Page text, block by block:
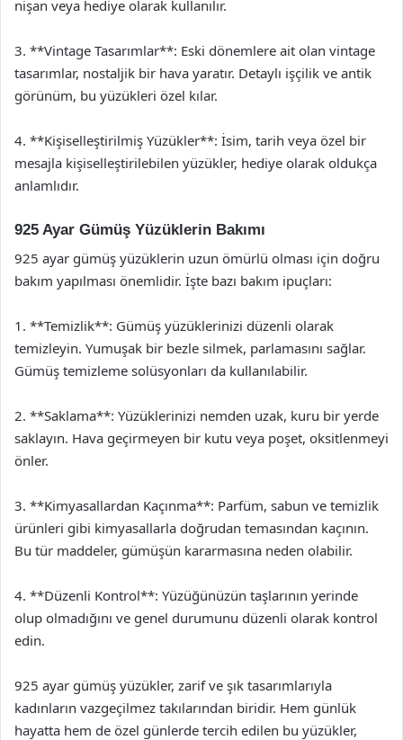
nişan veya hediye olarak kullanılır.
3. **Vintage Tasarımlar**: Eski dönemlere ait olan vintage
tasarımlar, nostaljik bir hava yaratır. Detaylı işçilik ve antik
görünüm, bu yüzükleri özel kılar.
4. **Kişiselleştirilmiş Yüzükler**: İsim, tarih veya özel bir
mesajla kişiselleştirilebilen yüzükler, hediye olarak oldukça
anlamlıdır.
925 Ayar Gümüş Yüzüklerin Bakımı
925 ayar gümüş yüzüklerin uzun ömürlü olması için doğru
bakım yapılması önemlidir. İşte bazı bakım ipuçları:
1. **Temizlik**: Gümüş yüzüklerinizi düzenli olarak
temizleyin. Yumuşak bir bezle silmek, parlamasını sağlar.
Gümüş temizleme solüsyonları da kullanılabilir.
2. **Saklama**: Yüzüklerinizi nemden uzak, kuru bir yerde
saklayın. Hava geçirmeyen bir kutu veya poşet, oksitlenmeyi
önler.
3. **Kimyasallardan Kaçınma**: Parfüm, sabun ve temizlik
ürünleri gibi kimyasallarla doğrudan temasından kaçının.
Bu tür maddeler, gümüşün kararmasına neden olabilir.
4. **Düzenli Kontrol**: Yüzüğünüzün taşlarının yerinde
olup olmadığını ve genel durumunu düzenli olarak kontrol
edin.
925 ayar gümüş yüzükler, zarif ve şık tasarımlarıyla
kadınların vazgeçilmez takılarından biridir. Hem günlük
hayatta hem de özel günlerde tercih edilen bu yüzükler,